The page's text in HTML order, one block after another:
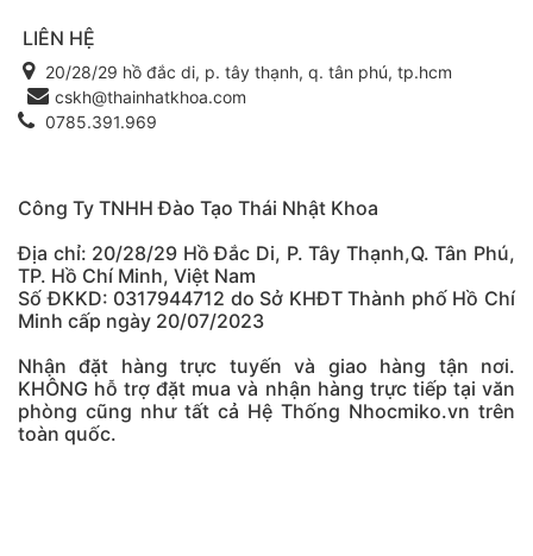
Công Ty TNHH Đào Tạo Thái Nhật Khoa
Địa chỉ: 20/28/29 Hồ Đắc Di, P. Tây Thạnh,Q. Tân Phú,
TP. Hồ Chí Minh, Việt Nam
Số ĐKKD: 0317944712 do Sở KHĐT Thành phố Hồ Chí
Minh cấp ngày 20/07/2023
Nhận đặt hàng trực tuyến và giao hàng tận nơi.
KHÔNG hỗ trợ đặt mua và nhận hàng trực tiếp tại văn
phòng cũng như tất cả Hệ Thống Nhocmiko.vn trên
toàn quốc.
LIÊN HỆ
20/28/29 hồ đắc di, p. tây thạnh, q. tân phú, tp.hcm
cskh@thainhatkhoa.com
0785.391.969